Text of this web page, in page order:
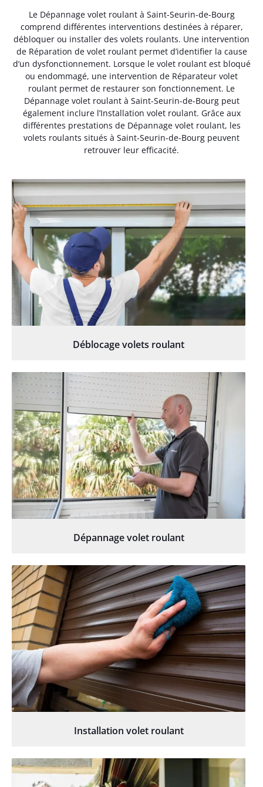
Le Dépannage volet roulant à Saint-Seurin-de-Bourg
comprend différentes interventions destinées à réparer,
débloquer ou installer des volets roulants. Une intervention
de Réparation de volet roulant permet d’identifier la cause
d’un dysfonctionnement. Lorsque le volet roulant est bloqué
ou endommagé, une intervention de Réparateur volet
roulant permet de restaurer son fonctionnement. Le
Dépannage volet roulant à Saint-Seurin-de-Bourg peut
également inclure l’Installation volet roulant. Grâce aux
différentes prestations de Dépannage volet roulant, les
volets roulants situés à Saint-Seurin-de-Bourg peuvent
retrouver leur efficacité.
Déblocage volets roulant
Dépannage volet roulant
Installation volet roulant